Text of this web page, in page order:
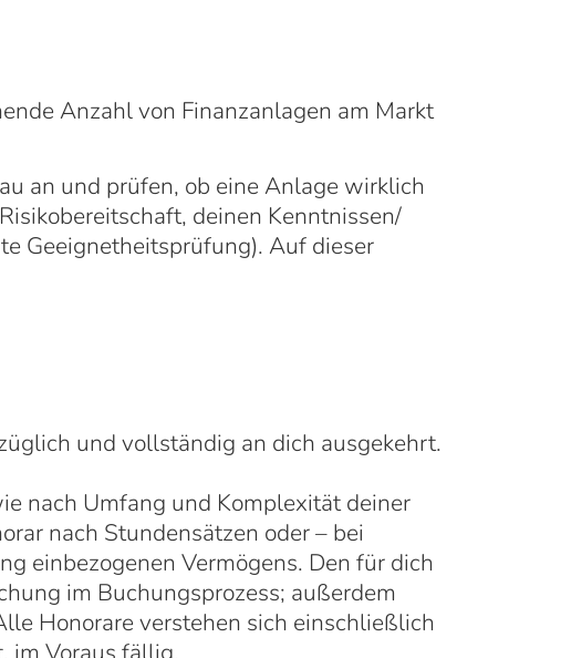
Anzahl von Finanzanlagen am Markt
an und prüfen, ob eine Anlage wirklich
deinen Kenntnissen/
Geeignetheitsprüfung). Auf dieser
und vollständig an dich ausgekehrt.
nach Umfang und Komplexität deiner
nach Stundensätzen oder – bei
einbezogenen Vermögens. Den für dich
im Buchungsprozess; außerdem
Honorare verstehen sich einschließlich